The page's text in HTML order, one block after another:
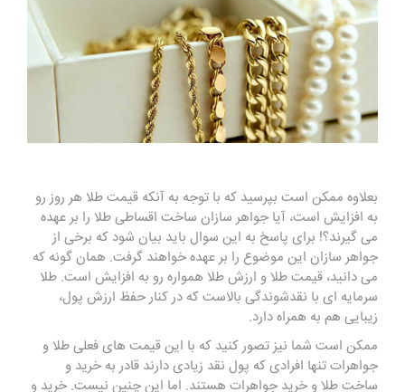
بعلاوه ممکن است بپرسید که با توجه به آنکه قیمت طلا هر روز رو
به افزایش است، آیا جواهر سازان ساخت اقساطی طلا را بر عهده
می گیرند؟! برای پاسخ به این سوال باید بیان شود که برخی از
جواهر سازان این موضوع را بر عهده خواهند گرفت. همان گونه که
می دانید، قیمت طلا و ارزش طلا همواره رو به افزایش است. طلا
سرمایه ای با نقدشوندگی بالاست که در کنار حفظ ارزش پول،
زیبایی هم به همراه دارد.
ممکن است شما نیز تصور کنید که با این قیمت های فعلی طلا و
جواهرات تنها افرادی که پول نقد زیادی دارند قادر به خرید و
ساخت طلا و خرید جواهرات هستند. اما این چنین نیست. خرید و